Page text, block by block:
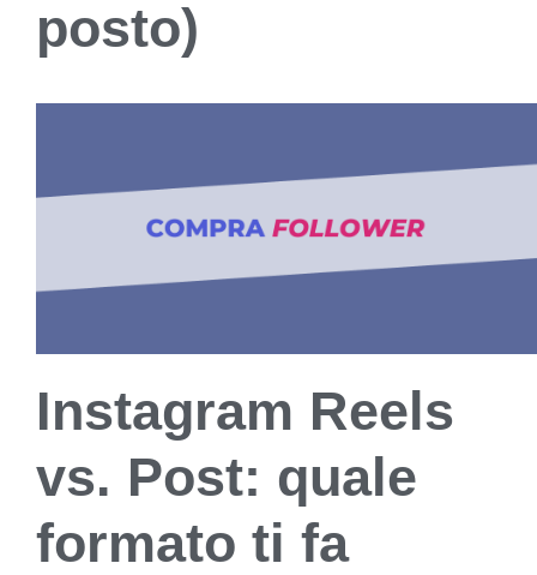
posto)
Instagram Reels
vs. Post: quale
formato ti fa